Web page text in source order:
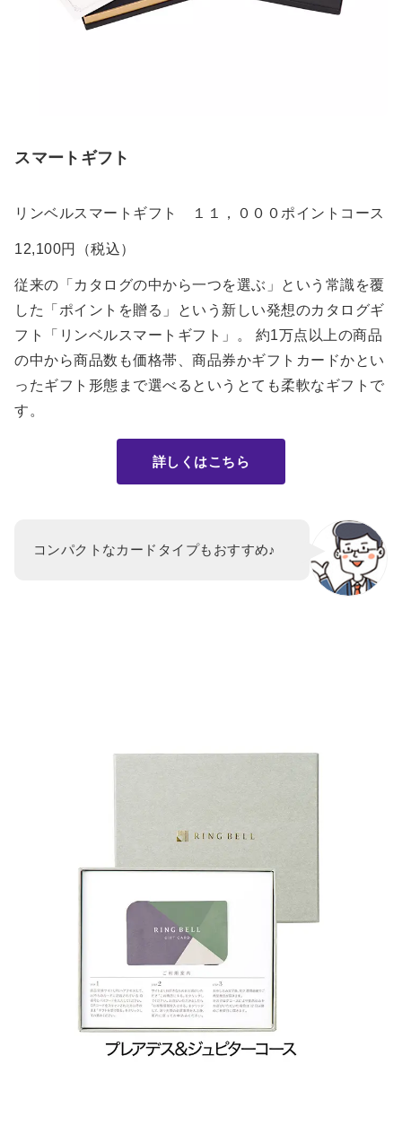
スマートギフト
リンベルスマートギフト １１，０００ポイントコース
12,100円（税込）
従来の「カタログの中から一つを選ぶ」という常識を覆
した「ポイントを贈る」という新しい発想のカタログギ
フト「リンベルスマートギフト」。 約1万点以上の商品
の中から商品数も価格帯、商品券かギフトカードかとい
ったギフト形態まで選べるというとても柔軟なギフトで
す。
詳しくはこちら
コンパクトなカードタイプもおすすめ♪